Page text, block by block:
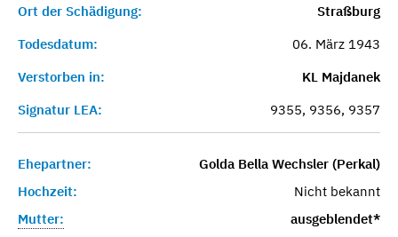
Ort der Schädigung:
Straßburg
Todesdatum:
06. März 1943
Verstorben in:
KL Majdanek
Signatur LEA:
9355, 9356, 9357
Ehepartner:
Golda Bella Wechsler (Perkal)
Hochzeit:
Nicht bekannt
Mutter:
ausgeblendet*